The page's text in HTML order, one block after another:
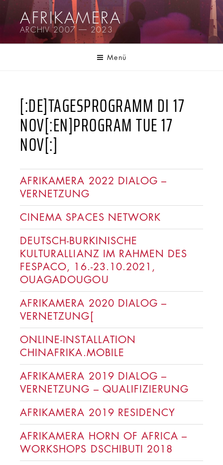
Zum
Inhalt
springen
AFRIKAMERA
ARCHIV 2007 — 2023
Menü
[:DE]TAGESPROGRAMM DI 17
NOV[:EN]PROGRAM TUE 17
NOV[:]
AFRIKAMERA 2022 DIALOG –
VERNETZUNG
CINEMA SPACES NETWORK
DEUTSCH-BURKINISCHE
KULTURALLIANZ IM RAHMEN DES
FESPACO, 16.-23.10.2021,
OUAGADOUGOU
AFRIKAMERA 2020 DIALOG –
VERNETZUNG[
ONLINE-INSTALLATION
CHINAFRIKA.MOBILE
AFRIKAMERA 2019 DIALOG –
VERNETZUNG – QUALIFIZIERUNG
AFRIKAMERA 2019 RESIDENCY
AFRIKAMERA HORN OF AFRICA –
WORKSHOPS DSCHIBUTI 2018